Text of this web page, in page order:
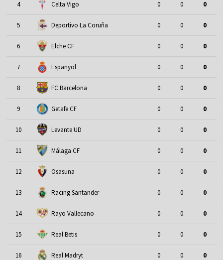
4 Celta Vigo 0 0 0
5 Deportivo La Coruña 0 0 0
6 Elche CF 0 0 0
7 Espanyol 0 0 0
8 FC Barcelona 0 0 0
9 Getafe CF 0 0 0
10 Levante UD 0 0 0
11 Málaga CF 0 0 0
12 Osasuna 0 0 0
13 Racing Santander 0 0 0
14 Rayo Vallecano 0 0 0
15 Real Betis 0 0 0
16 Real Madryt 0 0 0